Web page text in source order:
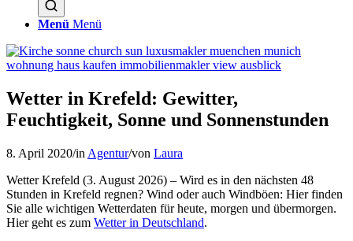
Menü Menü
Wetter in Krefeld: Gewitter,
Feuchtigkeit, Sonne und Sonnenstunden
8. April 2020/in Agentur/von Laura
Wetter Krefeld (3. August 2026) – Wird es in den nächsten 48
Stunden in Krefeld regnen? Wind oder auch Windböen: Hier finden
Sie alle wichtigen Wetterdaten für heute, morgen und übermorgen.
Hier geht es zum Wetter in Deutschland.